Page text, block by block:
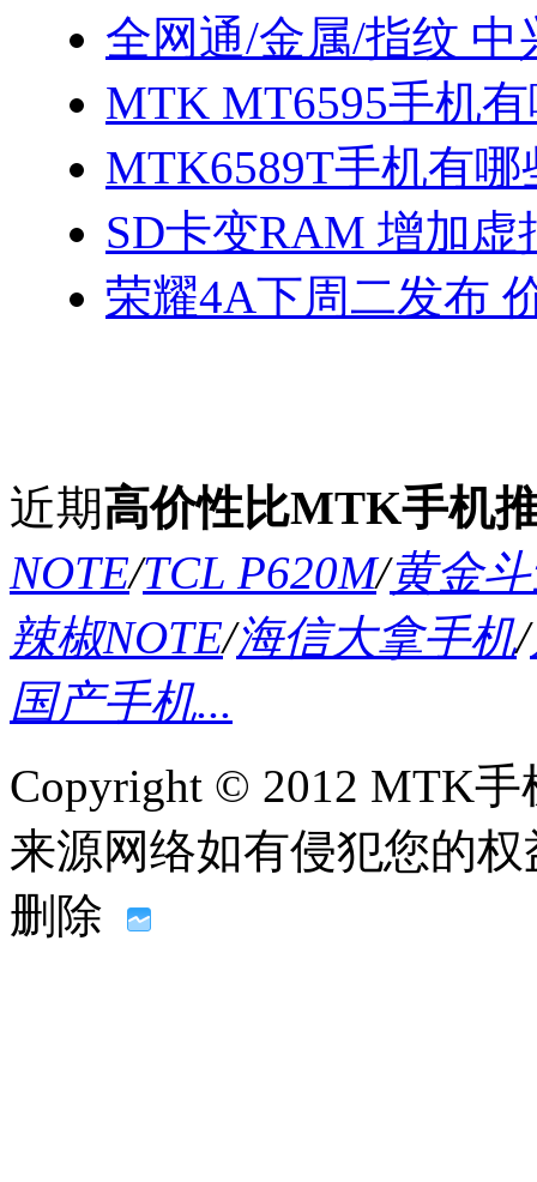
全网通/金属/指纹 中
MTK MT6595手机
MTK6589T手机有
SD卡变RAM 增加虚
荣耀4A下周二发布
近期高价性比MTK手机
NOTE/TCL P620M/黄金
辣椒NOTE/海信大拿手机/
国产手机...
Copyright © 2012 MTK
来源网络如有侵犯您的
删除